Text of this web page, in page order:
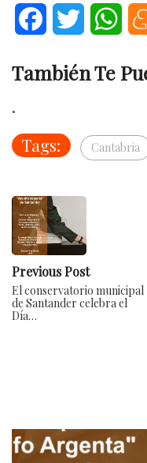
FacebookTwitter
También Te
.
Tags:
Cantabria
Previous Post
El conservatorio municipal
de Santander celebra el
Día…